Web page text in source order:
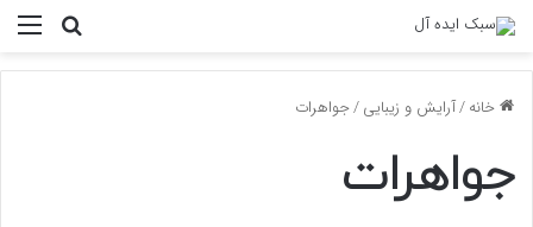
خانه/آرایش و زیبایی/جواهرات
جواهرات